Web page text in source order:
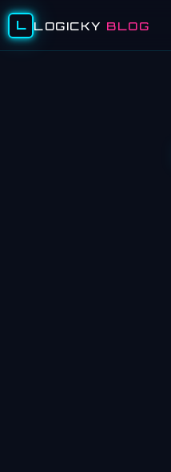
L LOGICKY BLOG